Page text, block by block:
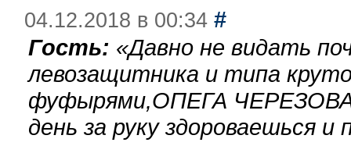
04.12.2018 в 00:34 #
Гость: «Давно не видать
левозащитника и типа
фуфырями,ОПЕГА
день за руку здороваешься